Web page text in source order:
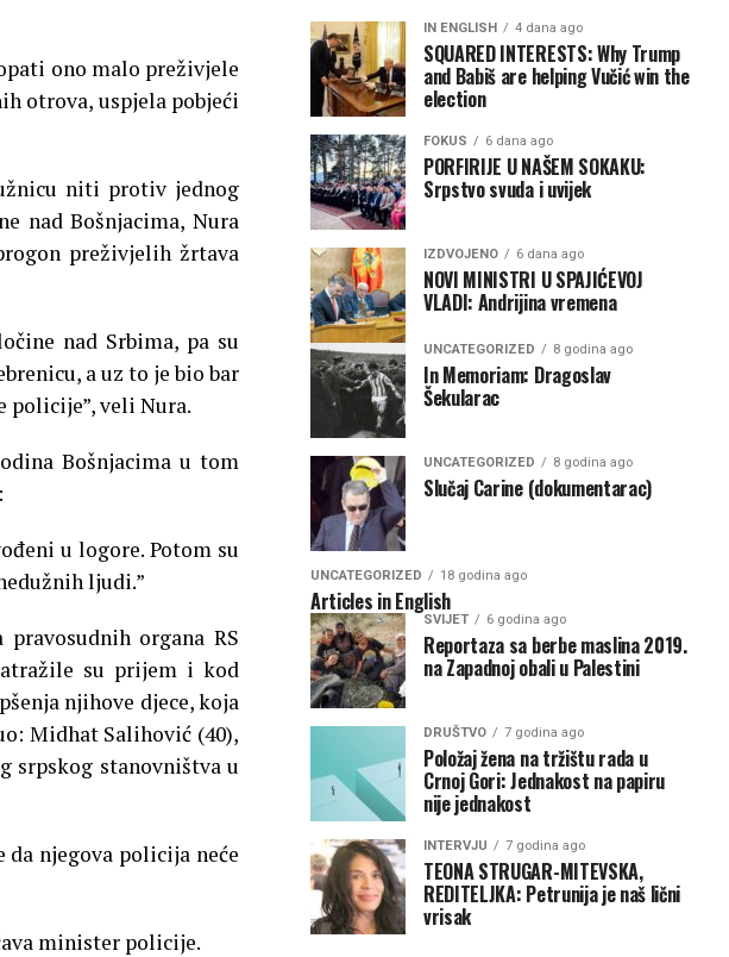
ono malo preživjele
otrova, uspjela pobjeći
niti protiv jednog
nad Bošnjacima, Nura
preživjelih žrtava
nad Srbima, pa su
a uz to je bio bar
policije”, veli Nura.
Bošnjacima u tom
u logore. Potom su
ljudi.”
organa RS
su prijem i kod
njihove djece, koja
Midhat Salihović (40),
srpskog stanovništva u
da njegova policija neće
minister policije.
IN ENGLISH 4 dana ago
SQUARED INTERESTS: Why Trump
and Babiš are helping Vučić win the
election
FOKUS 6 dana ago
PORFIRIJE U NAŠEM SOKAKU:
Srpstvo svuda i uvijek
IZDVOJENO 6 dana ago
NOVI MINISTRI U SPAJIĆEVOJ
VLADI: Andrijina vremena
UNCATEGORIZED 8 godina ago
In Memoriam: Dragoslav
Šekularac
UNCATEGORIZED 8 godina ago
Slučaj Carine (dokumentarac)
UNCATEGORIZED 18 godina ago
Articles in English
SVIJET 6 godina ago
Reportaza sa berbe maslina 2019.
na Zapadnoj obali u Palestini
DRUŠTVO 7 godina ago
Položaj žena na tržištu rada u
Crnoj Gori: Jednakost na papiru
nije jednakost
INTERVJU 7 godina ago
TEONA STRUGAR-MITEVSKA,
REDITELJKA: Petrunija je naš lični
vrisak